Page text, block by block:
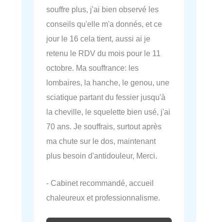
souffre plus, j'ai bien observé les
conseils qu'elle m'a donnés, et ce
jour le 16 cela tient, aussi ai je
retenu le RDV du mois pour le 11
octobre. Ma souffrance: les
lombaires, la hanche, le genou, une
sciatique partant du fessier jusqu'à
la cheville, le squelette bien usé, j'ai
70 ans. Je souffrais, surtout après
ma chute sur le dos, maintenant
plus besoin d'antidouleur, Merci.
- Cabinet recommandé, accueil
chaleureux et professionnalisme.